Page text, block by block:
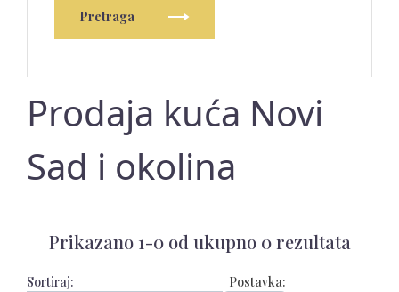
Pretraga
Prodaja kuća Novi
Sad i okolina
Prikazano 1-0 od ukupno 0 rezultata
Postavka:
Sortiraj: